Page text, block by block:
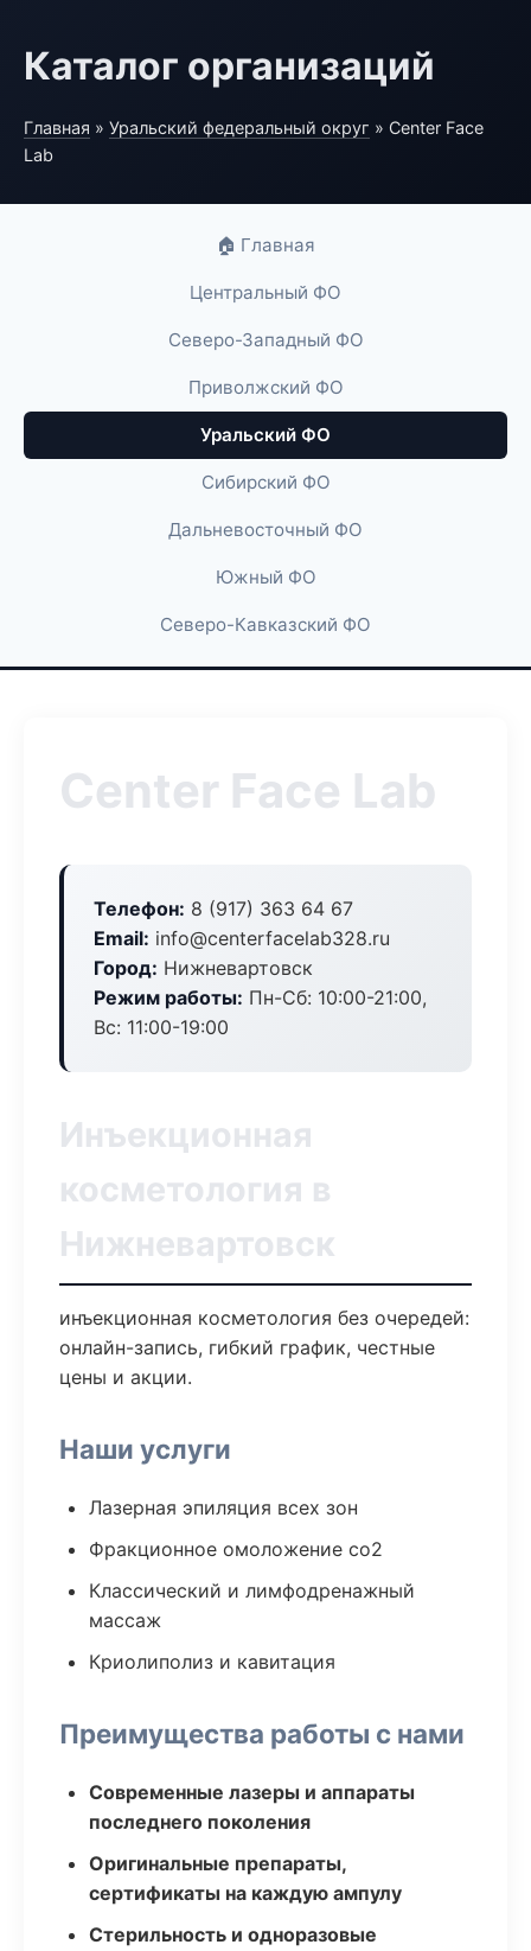
Каталог организаций
Главная » Уральский федеральный округ » Center Face
Lab
🏠 Главная
Центральный ФО
Северо-Западный ФО
Приволжский ФО
Уральский ФО
Сибирский ФО
Дальневосточный ФО
Южный ФО
Северо-Кавказский ФО
Center Face Lab
Телефон: 8 (917) 363 64 67
Email: info@centerfacelab328.ru
Город: Нижневартовск
Режим работы: Пн-Сб: 10:00-21:00,
Вс: 11:00-19:00
Инъекционная
косметология в
Нижневартовск
инъекционная косметология без очередей:
онлайн-запись, гибкий график, честные
цены и акции.
Наши услуги
Лазерная эпиляция всех зон
Фракционное омоложение co2
Классический и лимфодренажный
массаж
Криолиполиз и кавитация
Преимущества работы с нами
Современные лазеры и аппараты
последнего поколения
Оригинальные препараты,
сертификаты на каждую ампулу
Стерильность и одноразовые